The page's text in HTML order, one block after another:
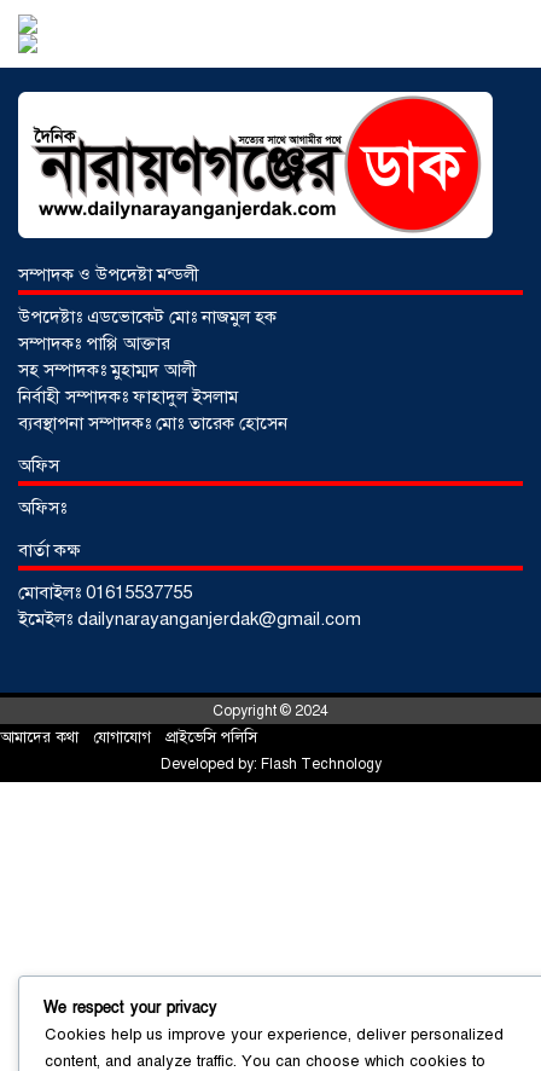
মোহাম্মদিয়া ফিশারিজ’
০৫ আগস্ট ২০২৬
বাংলাদেশে এখন বিনিয়োগের বড় সম্ভাবনা,
উন্নয়নের অংশীদার হোন প্রবাসীরা —
২০২৬
আড়াইহাজারে বান্টি বাজারে ৫ গ্রাম
সম্পাদক ও উপদেষ্টা মন্ডলী
উপদেষ্টাঃ এডভোকেট মোঃ নাজমুল হক
সম্পাদকঃ পাপ্পি আক্তার
সহ সম্পাদকঃ মুহাম্মদ আলী
নির্বাহী সম্পাদকঃ ফাহাদুল ইসলাম
ব্যবস্থাপনা সম্পাদকঃ মোঃ তারেক হোসেন
অফিস
অফিসঃ
বার্তা কক্ষ
মোবাইলঃ 01615537755
ইমেইলঃ dailynarayanganjerdak@gmail.com
Copyright © 2024
আমাদের কথা যোগাযোগ প্রাইভেসি পলিসি
Developed by: Flash Technology
We respect your privacy
Cookies help us improve your experience, deliver personalized
content, and analyze traffic. You can choose which cookies to